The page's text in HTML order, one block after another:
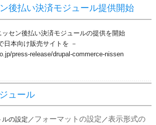
後払い決済モジュール提供開始
ッセン後払い決済モジュールの提供を開始
日本向け販売サイトを －
press-release/drupal-commerce-nissen
ュール
の設定 ／ フォーマットの設定 ／表示形式の